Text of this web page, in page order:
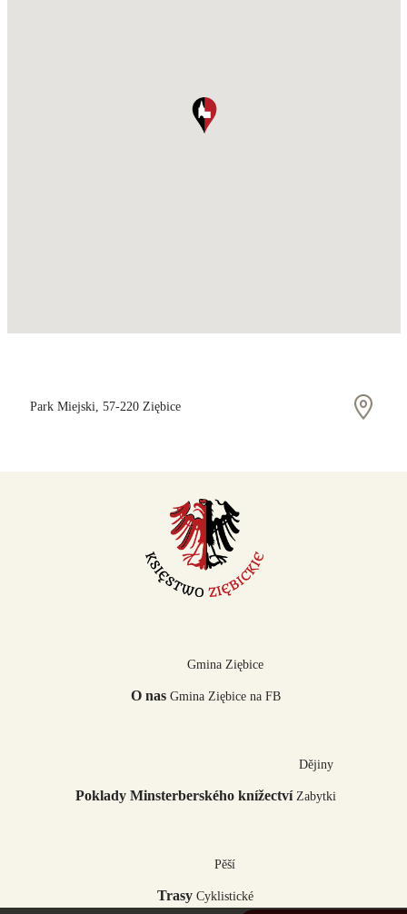
Park Miejski, 57-220 Ziębice
O nas
Gmina Ziębice
Gmina Ziębice na FB
Poklady Minsterberského knížectví
Dějiny
Zabytki
Trasy
Pěší
Cyklistické